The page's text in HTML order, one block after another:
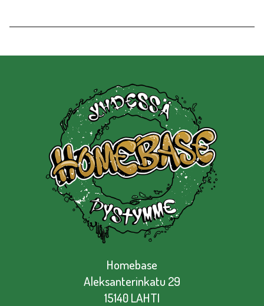
TARJOAA
Homebase
Aleksanterinkatu 29
15140 LAHTI